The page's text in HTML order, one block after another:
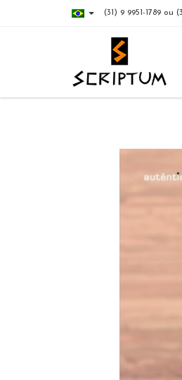
(31) 9 9951-1789 ou